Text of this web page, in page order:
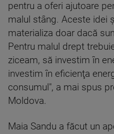
pentru a oferi ajutoare
malul stâng. Aceste idei
materializa doar dacă
Pentru malul drept
ziceam, să investim în
investim în eficienţa
consumul", a mai spus
Moldova.
Maia Sandu a făcut un